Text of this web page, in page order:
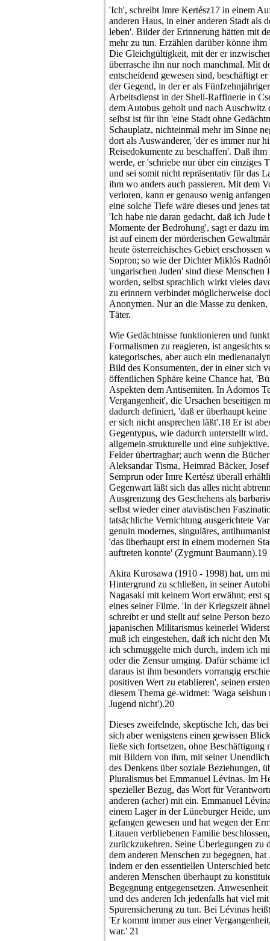
'Ich', schreibt Imre Kertész17 in einem
anderen Haus, in einer anderen Stadt als
leben'. Bilder der Erinnerung hätten mit
mehr zu tun. Erzählen darüber könne
Die Gleichgültigkeit, mit der er
überrasche ihn nur noch manchmal. Mit
entscheidend gewesen sind, beschäftigt
der Gegend, in der er als
Arbeitsdienst in der Shell-Raffinerie in
dem Autobus geholt und nach Auschwitz
selbst ist für ihn 'eine Stadt ohne
Schauplatz, nichteinmal mehr im Sinne
dort als Auswanderer, 'der es immer nur
Reisedokumente zu beschaffen'. Daß
werde, er 'schriebe nur über ein einziges
und sei somit nicht repräsentativ für das
ihm wo anders auch passieren. Mit dem
verloren, kann er genauso wenig
eine solche Tiefe wäre dieses und jenes
'Ich habe nie daran gedacht, daß ich Jude
Momente der Bedrohung', sagt er dazu
ist auf einem der mörderischen
heute österreichisches Gebiet erschossen
Sopron; so wie der Dichter Miklós
'ungarischen Juden' sind diese
worden, selbst sprachlich wirkt vieles
zu erinnern verbindet möglicherweise
Anonymen. Nur an die Masse zu
Täter.
Wie Gedächtnisse funktionieren und
Formalismen zu reagieren, ist angesichts
kategorisches, aber auch ein
Bild des Konsumenten, der in einer sich
öffentlichen Sphäre keine Chance hat,
Aspekten dem Antisemiten. In Adornos
Vergangenheit', die Ursachen beseitigen
dadurch definiert, 'daß er überhaupt
er sich nicht ansprechen läßt'.18 Er ist
Gegentypus, wie dadurch unterstellt
allgemein-strukturelle und eine
Felder übertragbar; auch wenn die
Aleksandar Tisma, Heimrad Bäcker,
Semprun oder Imre Kertész überall
Gegenwart läßt sich das alles nicht
Ausgrenzung des Geschehens als
selbst wieder einer atavistischen
tatsächliche Vernichtung ausgerichtete
genuin modernes, singuläres,
'das überhaupt erst in einem modernen
auftreten konnte' (Zygmunt Baumann).19
Akira Kurosawa (1910 - 1998) hat, um
Hintergrund zu schließen, in seiner
Nagasaki mit keinem Wort erwähnt; erst
eines seiner Filme. 'In der Kriegszeit
schreibt er und stellt auf seine Person
japanischen Militarismus keinerlei
muß ich eingestehen, daß ich nicht den
ich schmuggelte mich durch, indem ich
oder die Zensur umging. Dafür schäme
daraus ist ihm besonders vorrangig
positiven Wert zu etablieren', seinen
diesem Thema ge-widmet: 'Waga
Jugend nicht').20
Dieses zweifelnde, skeptische Ich, das
sich aber wenigstens einen gewissen
ließe sich fortsetzen, ohne Beschäftigung
mit Bildern von ihm, mit seiner
des Denkens über soziale Beziehungen,
Pluralismus bei Emmanuel Lévinas. Im
spezieller Bezug, das Wort für
anderen (acher) mit ein. Emmanuel
einem Lager in der Lüneburger Heide,
gefangen gewesen und hat wegen der
Litauen verbliebenen Familie
zurückzukehren. Seine Überlegungen zu
dem anderen Menschen zu begegnen,
indem er den essentiellen Unterschied
anderen Menschen überhaupt zu
Begegnung entgegensetzen.
und des anderen Ich jedenfalls hat viel
Spurensicherung zu tun. Bei Lévinas
'Er kommt immer aus einer
war.' 21